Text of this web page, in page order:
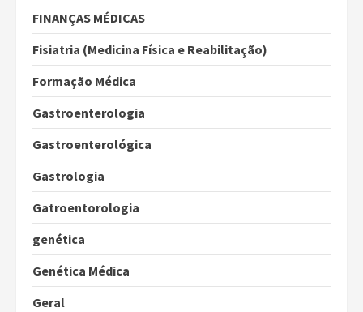
FINANÇAS MÉDICAS
Fisiatria (Medicina Física e Reabilitação)
Formação Médica
Gastroenterologia
Gastroenterológica
Gastrologia
Gatroentorologia
genética
Genética Médica
Geral